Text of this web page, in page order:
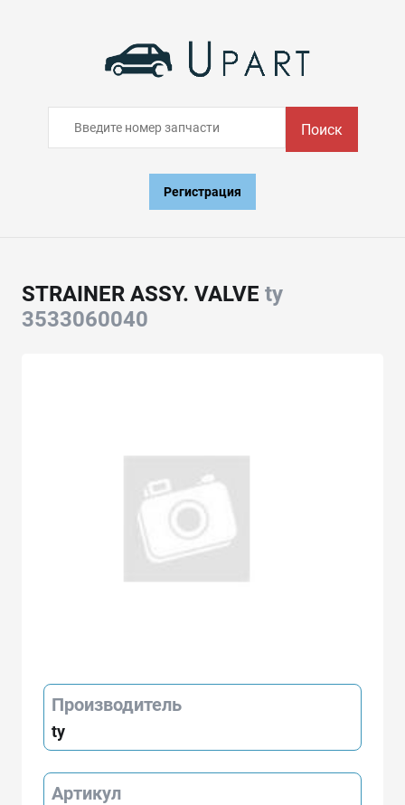
Поиск
Регистрация
STRAINER ASSY. VALVE ty
3533060040
Производитель
ty
Артикул